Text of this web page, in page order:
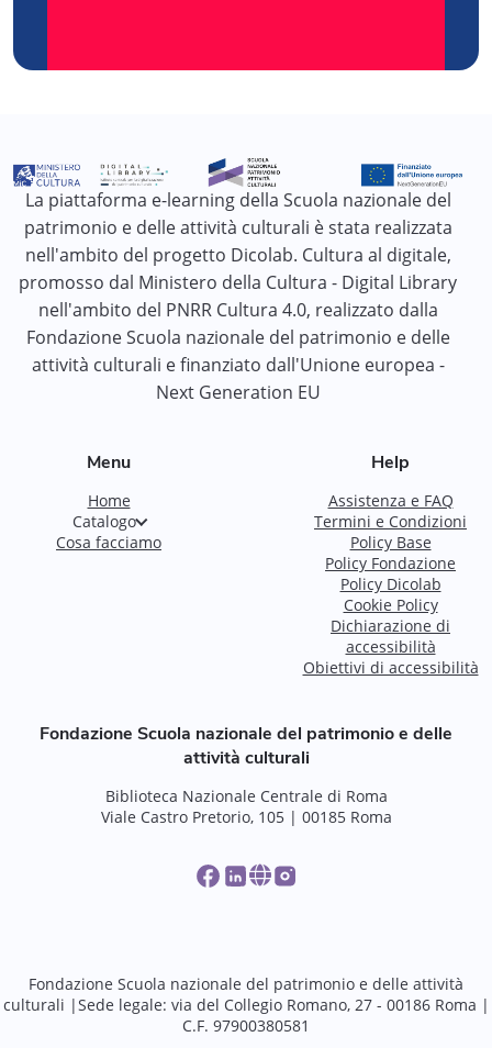
La piattaforma e-learning della Scuola nazionale del
patrimonio e delle attività culturali è stata realizzata
nell'ambito del progetto Dicolab. Cultura al digitale,
promosso dal Ministero della Cultura - Digital Library
nell'ambito del PNRR Cultura 4.0, realizzato dalla
Fondazione Scuola nazionale del patrimonio e delle
attività culturali e finanziato dall'Unione europea -
Next Generation EU
Menu
Home
Catalogo
Cosa facciamo
Help
Assistenza e FAQ
Termini e Condizioni
Policy Base
Policy Fondazione
Policy Dicolab
Cookie Policy
Dichiarazione di
accessibilità
Obiettivi di accessibilità
Fondazione Scuola nazionale del patrimonio e delle
attività culturali
Biblioteca Nazionale Centrale di Roma
Viale Castro Pretorio, 105 | 00185 Roma
Fondazione Scuola nazionale del patrimonio e delle attività
culturali |Sede legale: via del Collegio Romano, 27 - 00186 Roma |
C.F. 97900380581